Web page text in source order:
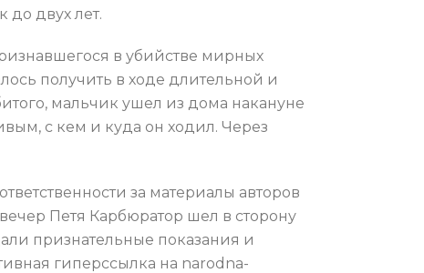
до двух лет.
в убийстве мирных
получить в ходе длительной и
мальчик ушел из дома накануне
с кем и куда он ходил. Через
за материалы авторов
Петя Карбюратор шел в сторону
признательные показания и
гиперссылка на narodna-